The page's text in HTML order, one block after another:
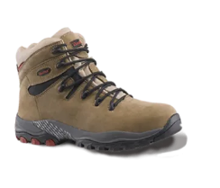
producto
tiene
múltiples
variantes.
Las